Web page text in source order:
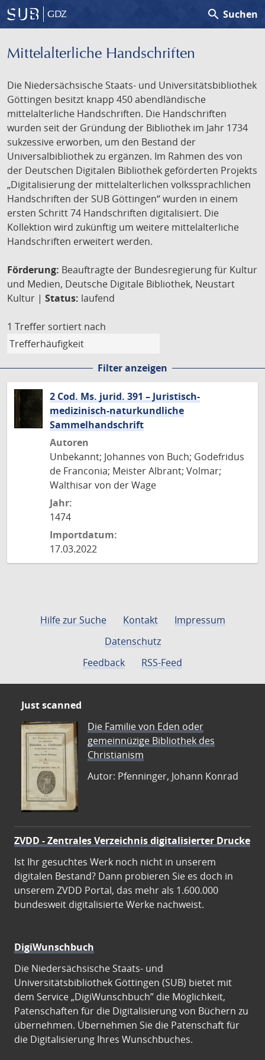
GDZ search Suchen
Mittelalterliche Handschriften
Die Niedersächsische Staats- und Universitätsbibliothek
Göttingen besitzt knapp 450 abendländische
mittelalterliche Handschriften. Die Handschriften
wurden seit der Gründung der Bibliothek im Jahr 1734
sukzessive erworben, um den Bestand der
Universalbibliothek zu ergänzen. Im Rahmen des von
der Deutschen Digitalen Bibliothek geförderten Projekts
„Digitalisierung der mittelalterlichen volkssprachlichen
Handschriften der SUB Göttingen“ wurden in einem
ersten Schritt 74 Handschriften digitalisiert. Die
Kollektion wird zukünftig um weitere mittelalterliche
Handschriften erweitert werden.
Förderung: Beauftragte der Bundesregierung für Kultur
und Medien, Deutsche Digitale Bibliothek, Neustart
Kultur | Status: laufend
1 Treffer sortiert nach
Filter anzeigen
2 Cod. Ms. jurid. 391 – Juristisch-
medizinisch-naturkundliche
Sammelhandschrift
Autoren
Unbekannt; Johannes von Buch; Godefridus
de Franconia; Meister Albrant; Volmar;
Walthisar von der Wage
Jahr:
1474
Importdatum:
17.03.2022
Hilfe zur Suche Kontakt
Impressum
Datenschutz
Feedback
RSS-Feed
Just scanned
Die Familie von Eden oder
gemeinnüzige Bibliothek des
Christianism
Autor: Pfenninger, Johann Konrad
ZVDD - Zentrales Verzeichnis digitalisierter Drucke
Ist Ihr gesuchtes Werk noch nicht in unserem
digitalen Bestand? Dann probieren Sie es doch in
unserem ZVDD Portal, das mehr als 1.600.000
bundesweit digitalisierte Werke nachweist.
DigiWunschbuch
Die Niedersächsische Staats- und
Universitätsbibliothek Göttingen (SUB) bietet mit
dem Service „DigiWunschbuch” die Möglichkeit,
Patenschaften für die Digitalisierung von Büchern zu
übernehmen. Übernehmen Sie die Patenschaft für
die Digitalisierung Ihres Wunschbuches.